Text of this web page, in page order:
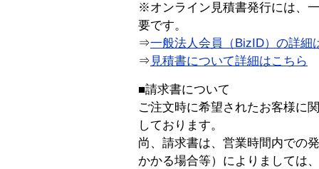
※オンライン見積書発行には、
要です。
⇒一般法人会員（BizID）の詳細
⇒ 見積書について詳細はこちら
■請求書について
ご注文時に希望されたお客様に
しております。
尚、請求書は、営業時間内での
かかる場合等）によりましては